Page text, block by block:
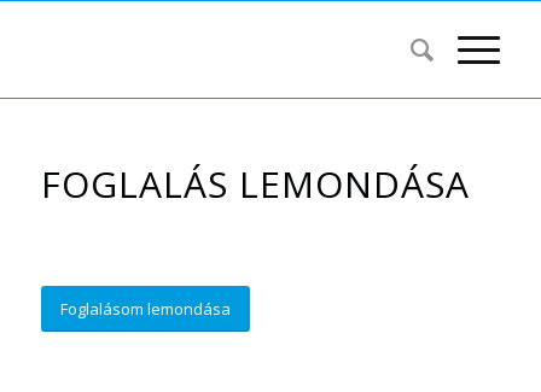
FOGLALÁS LEMONDÁSA
Foglalásom lemondása